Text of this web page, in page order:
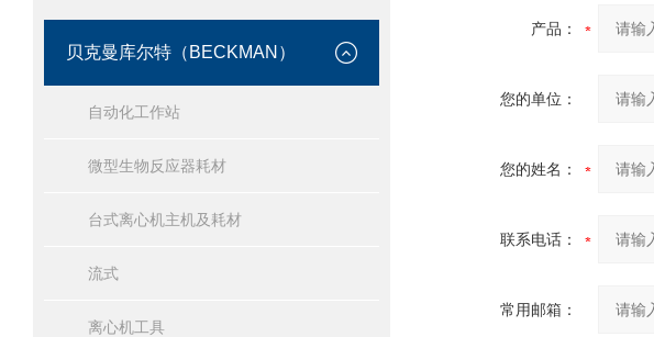
贝克曼库尔特（BECKMAN）
自动化工作站
微型生物反应器耗材
台式离心机主机及耗材
流式
离心机工具
产品：
您的单位：
您的姓名：
联系电话：
常用邮箱：